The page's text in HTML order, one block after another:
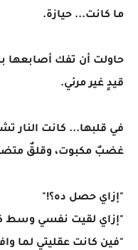
ما كانت... حيازة.
حاولت أن تفك أصابعها
قيدٍ غير مرئي.
في قلبها... كانت النار
غضبٌ مكبوت، وقلقٌ
"إزاي حصل ده؟!"
"إزاي لقيت نفسي وسط
"فين كانت عقليتي لما